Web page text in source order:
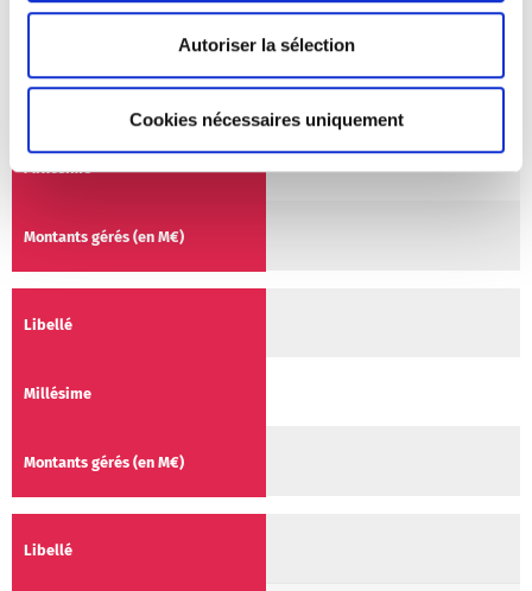
Autoriser la sélection
Cookies nécessaires uniquement
30.2 M€
2008
96.0 M€
SOCRI 2
2006
20.8 M€
ICSO 1